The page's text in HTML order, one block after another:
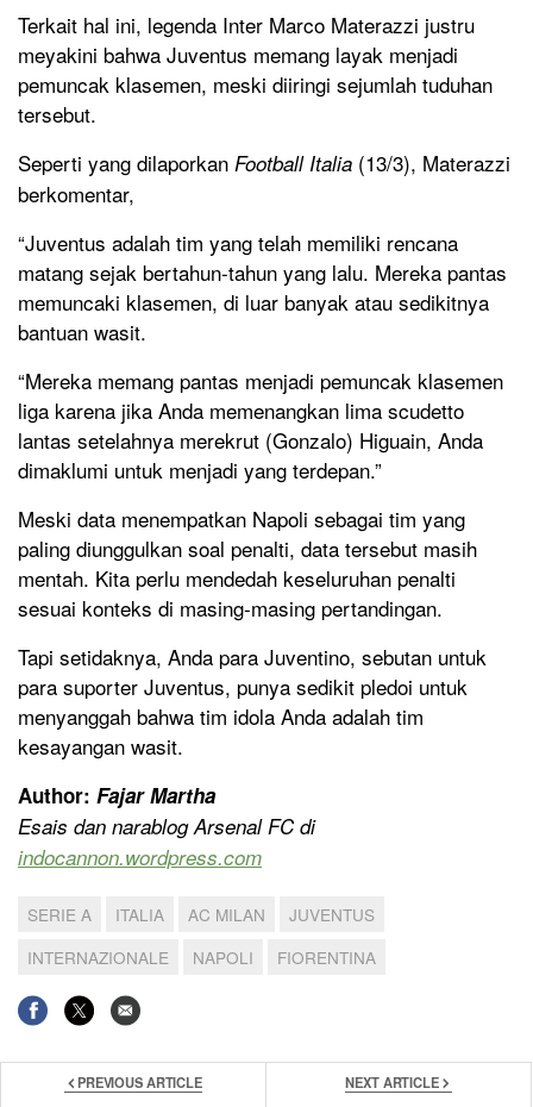
Terkait hal ini, legenda Inter Marco Materazzi justru
meyakini bahwa Juventus memang layak menjadi
pemuncak klasemen, meski diiringi sejumlah tuduhan
tersebut.
Seperti yang dilaporkan Football Italia (13/3), Materazzi
berkomentar,
“Juventus adalah tim yang telah memiliki rencana
matang sejak bertahun-tahun yang lalu. Mereka pantas
memuncaki klasemen, di luar banyak atau sedikitnya
bantuan wasit.
“Mereka memang pantas menjadi pemuncak klasemen
liga karena jika Anda memenangkan lima scudetto
lantas setelahnya merekrut (Gonzalo) Higuain, Anda
dimaklumi untuk menjadi yang terdepan.”
Meski data menempatkan Napoli sebagai tim yang
paling diunggulkan soal penalti, data tersebut masih
mentah. Kita perlu mendedah keseluruhan penalti
sesuai konteks di masing-masing pertandingan.
Tapi setidaknya, Anda para Juventino, sebutan untuk
para suporter Juventus, punya sedikit pledoi untuk
menyanggah bahwa tim idola Anda adalah tim
kesayangan wasit.
Author: Fajar Martha
Esais dan narablog Arsenal FC di
indocannon.wordpress.com
SERIE A ITALIA AC MILAN
JUVENTUS
INTERNAZIONALE
NAPOLI FIORENTINA
PREVIOUS ARTICLE
NEXT ARTICLE